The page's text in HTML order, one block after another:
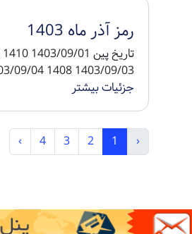
رمز آذر ماه 1403
1403/09/03 1408 1403/09/04 1415 1403/09/05 ...
جزئیات بیشتر
‹
1
2
3
4
›